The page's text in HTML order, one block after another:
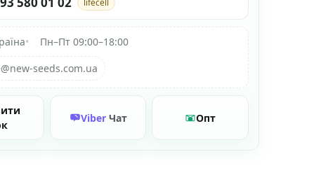
lifecell
•
Пн–Пт 09:00–18:00
seeds.com.ua
Viber Чат Опт